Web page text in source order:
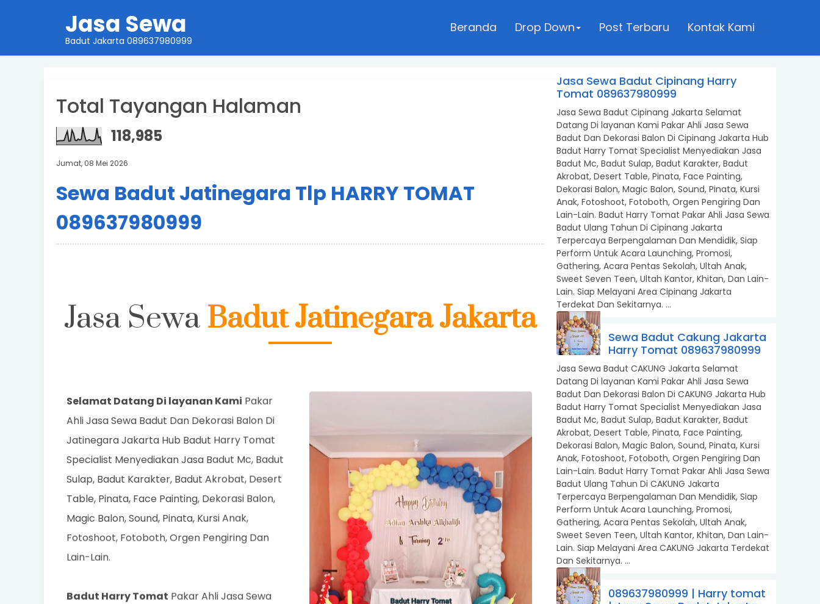
Jasa Sewa
Badut Jakarta 089637980999
Beranda Drop Down Post Terbaru Kontak Kami
Total Tayangan Halaman
118,985
Jumat, 08 Mei 2026
Sewa Badut Jatinegara Tlp HARRY TOMAT
089637980999
Jasa Sewa Badut Jatinegara Jakarta
Selamat Datang Di layanan KamiPakar
Ahli Jasa Sewa Badut Dan Dekorasi Balon Di
Jatinegara Jakarta Hub Badut Harry Tomat
Specialist Menyediakan Jasa Badut Mc, Badut
Sulap, Badut Karakter, Badut Akrobat, Desert
Table, Pinata, Face Painting, Dekorasi Balon,
Magic Balon, Sound, Pinata, Kursi Anak,
Fotoshoot, Fotoboth, Orgen Pengiring Dan
Jasa Sewa Badut Cipinang Harry
Tomat 089637980999
Jasa Sewa Badut Cipinang Jakarta Selamat
Datang Di layanan Kami Pakar Ahli Jasa Sewa
Badut Dan Dekorasi Balon Di Cipinang Jakarta Hub
Badut Harry Tomat Specialist Menyediakan Jasa
Badut Mc, Badut Sulap, Badut Karakter, Badut
Akrobat, Desert Table, Pinata, Face Painting,
Dekorasi Balon, Magic Balon, Sound, Pinata, Kursi
Anak, Fotoshoot, Fotoboth, Orgen Pengiring Dan
Lain-Lain. Badut Harry Tomat Pakar Ahli Jasa Sewa
Badut Ulang Tahun Di Cipinang Jakarta
Terpercaya Berpengalaman Dan Mendidik, Siap
Perform Untuk Acara Launching, Promosi,
Gathering, Acara Pentas Sekolah, Ultah Anak,
Sweet Seven Teen, Ultah Kantor, Khitan, Dan Lain-
Lain. Siap Melayani Area Cipinang Jakarta
Terdekat Dan Sekitarnya. ...
Sewa Badut Cakung Jakarta
Harry Tomat 089637980999
Jasa Sewa Badut CAKUNG Jakarta Selamat
Datang Di layanan Kami Pakar Ahli Jasa Sewa
Badut Dan Dekorasi Balon Di CAKUNG Jakarta Hub
Badut Harry Tomat Specialist Menyediakan Jasa
Badut Mc, Badut Sulap, Badut Karakter, Badut
Akrobat, Desert Table, Pinata, Face Painting,
Dekorasi Balon, Magic Balon, Sound, Pinata, Kursi
Anak, Fotoshoot, Fotoboth, Orgen Pengiring Dan
Lain-Lain. Badut Harry Tomat Pakar Ahli Jasa Sewa
Badut Ulang Tahun Di CAKUNG Jakarta
Terpercaya Berpengalaman Dan Mendidik, Siap
Perform Untuk Acara Launching, Promosi,
Gathering, Acara Pentas Sekolah, Ultah Anak,
Sweet Seven Teen, Ultah Kantor, Khitan, Dan Lain-
Lain. Siap Melayani Area CAKUNG Jakarta Terdekat
Dan Sekitarnya. ...
089637980999 | Harry tomat